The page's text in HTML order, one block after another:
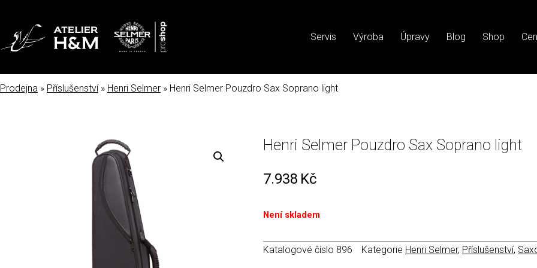
Servis Výroba Úpravy Blog Shop
Prodejna » Příslušenství» Henri Selmer » Henri Selmer Pouzdro Sax Soprano light
Henri Selmer Pouzdro Sax Soprano light
7.938 Kč
Není skladem
Katalogové číslo 896 Kategorie Henri Selmer, Příslušenství,